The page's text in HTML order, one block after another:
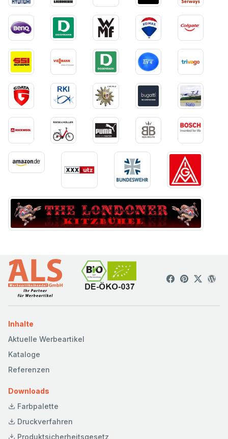
Inhalte
Aktuelle Werbeartikel
Kataloge
Referenzen
Downloads
Farbpalette
Druckverfahren
Produktsicherheitsgesetz